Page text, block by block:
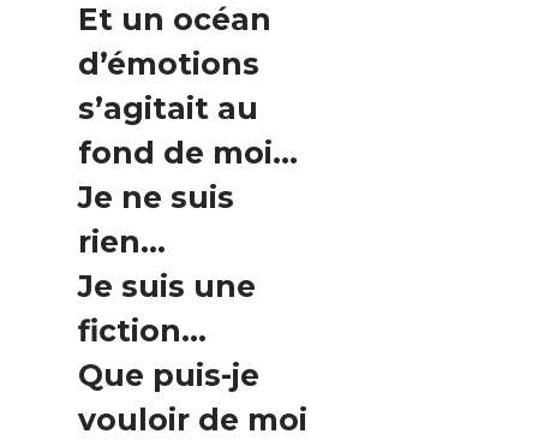
Et un océan
d’émotions
s’agitait au
fond de moi…
Je ne suis
rien…
Je suis une
fiction…
Que puis-je
vouloir de moi